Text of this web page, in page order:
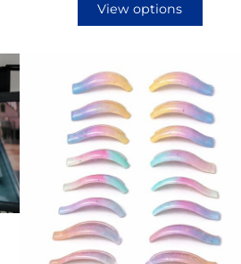
View options